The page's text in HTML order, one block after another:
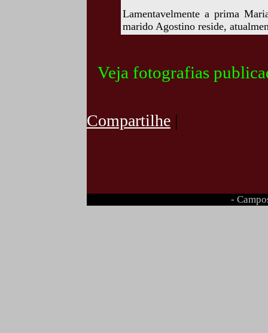
Lamentavelmente a prima
marido Agostino reside,
Veja fotografias
Compartilhe |
-